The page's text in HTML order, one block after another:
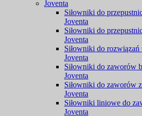
Joventa
Siłowniki do
Joventa
Siłowniki do
Joventa
Siłowniki do
Joventa
Siłowniki do zaworów
Joventa
Siłowniki do zaworów
Joventa
Siłowniki liniowe do
Joventa